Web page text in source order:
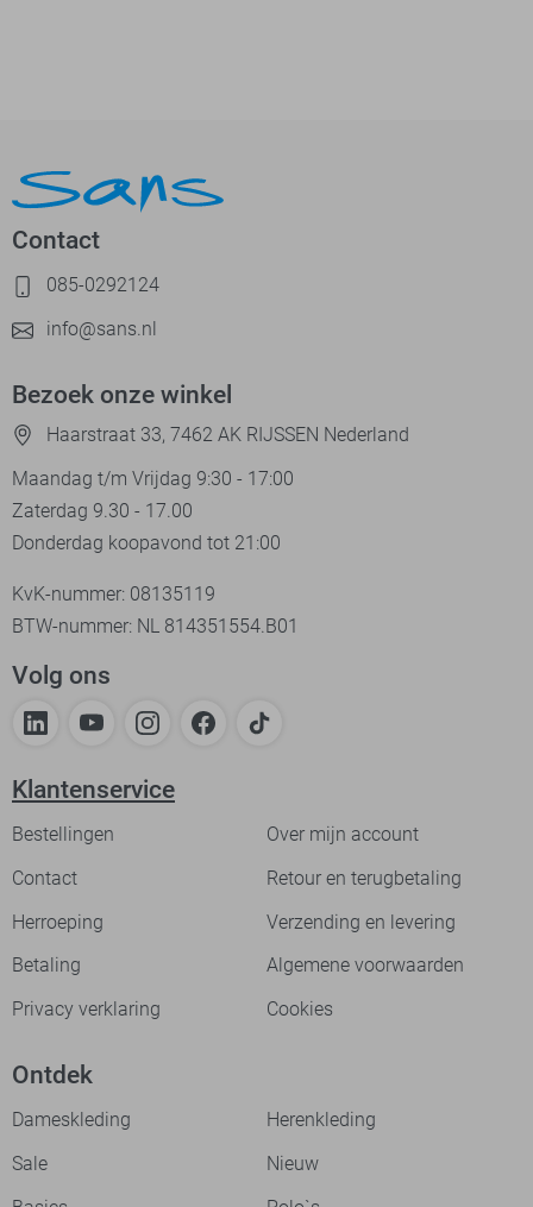
Contact
085-0292124
info@sans.nl
Bezoek onze winkel
Haarstraat 33, 7462 AK RIJSSEN Nederland
Maandag t/m Vrijdag 9:30 - 17:00
Zaterdag 9.30 - 17.00
Donderdag koopavond tot 21:00
KvK-nummer: 08135119
BTW-nummer: NL 814351554.B01
Volg ons
Klantenservice
Bestellingen
Over mijn account
Contact
Retour en terugbetaling
Herroeping
Verzending en levering
Betaling
Algemene voorwaarden
Privacy verklaring
Cookies
Ontdek
Dameskleding
Herenkleding
Sale
Nieuw